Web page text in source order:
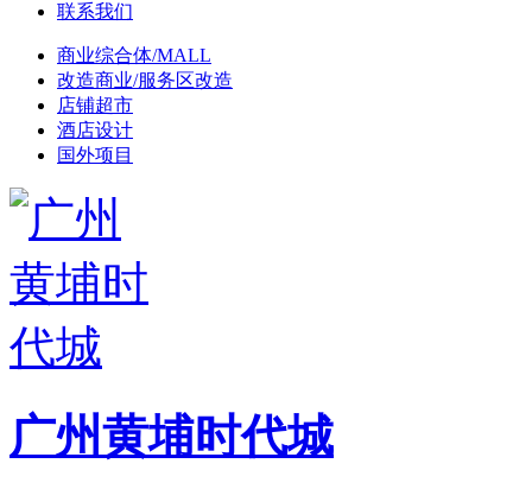
联系我们
商业综合体/MALL
改造商业/服务区改造
店铺超市
酒店设计
国外项目
广州黄埔时代城